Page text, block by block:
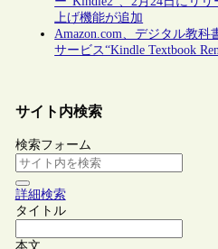
上げ機能が追加
Amazon.com、デジタル教科
サービス“Kindle Textbook
サイト内検索
検索フォーム
詳細検索
タイトル
本文